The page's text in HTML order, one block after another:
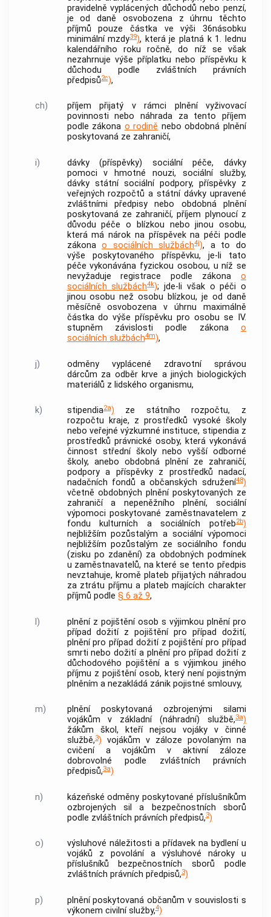
pravidelně vyplácených důchodů nebo penzí,
je od daně osvobozena z úhrnu těchto
příjmů pouze částka ve výši 36násobku
minimální mzdy39), která je platná k 1. lednu
kalendářního roku ročně, do níž se však
nezahrnuje výše příplatku nebo příspěvku k
důchodu podle zvláštních právních
předpisů2c),
ch)
příjem přijatý v rámci plnění vyživovací
povinnosti nebo náhrada za tento příjem
podle zákona o rodině nebo obdobná plnění
poskytovaná ze zahraničí,
i)
dávky (příspěvky) sociální péče, dávky
pomoci v hmotné nouzi, sociální služby,
dávky státní sociální podpory, příspěvky z
veřejných rozpočtů a státní dávky upravené
zvláštními předpisy nebo obdobná plnění
poskytovaná ze zahraničí, příjem plynoucí z
důvodu péče o blízkou nebo jinou osobu,
která má nárok na příspěvek na péči podle
zákonao sociálních službách4j), a to do
výše poskytovaného příspěvku, je-li tato
péče vykonávána fyzickou osobou, u níž se
nevyžaduje registrace podle zákona o
sociálních službách4k); jde-li však o péči o
jinou osobu než osobu blízkou, je od daně
měsíčně osvobozena v úhrnu maximálně
částka do výše příspěvku pro osobu se IV.
stupněm závislosti podle zákona o
sociálních službách4m),
j)
odměny vyplácené zdravotní správou
dárcům za odběr krve a jiných biologických
materiálů z lidského organismu,
k) stipendia2a) ze státního rozpočtu, z
rozpočtu kraje, z prostředků vysoké školy
nebo veřejné výzkumné instituce, stipendia z
prostředků právnické osoby, která vykonává
činnost střední školy nebo vyšší odborné
školy, anebo obdobná plnění ze zahraničí,
podpory a příspěvky z prostředků nadací,
nadačních fondů a občanských sdružení48)
včetně obdobných plnění poskytovaných ze
zahraničí a nepeněžního plnění, sociální
výpomoci poskytované zaměstnavatelem z
fondu kulturních a sociálních potřeb2b)
nejbližším pozůstalým a sociální výpomoci
nejbližším pozůstalým ze sociálního fondu
(zisku po zdanění) za obdobných podmínek
u zaměstnavatelů, na které se tento předpis
nevztahuje, kromě plateb přijatých náhradou
za ztrátu příjmu a plateb majících charakter
příjmů podle § 6 až 9,
l)
plnění z pojištění osob s výjimkou plnění pro
případ dožití z pojištění pro případ dožití,
plnění pro případ dožití z pojištění pro případ
smrti nebo dožití a plnění pro případ dožití z
důchodového pojištění a s výjimkou jiného
příjmu z pojištění osob, který není pojistným
plněním a nezakládá zánik pojistné smlouvy,
m)
plnění poskytovaná ozbrojenými silami
vojákům v základní (náhradní) službě,3a)
žákům škol, kteří nejsou vojáky v činné
službě,3) vojákům v záloze povolaným na
cvičení a vojákům v aktivní záloze
dobrovolné podle zvláštních právních
předpisů,3a)
n)
kázeňské odměny poskytované příslušníkům
ozbrojených sil a bezpečnostních sborů
podle zvláštních právních předpisů,3)
o)
výsluhové náležitosti a přídavek na bydlení u
vojáků z povolání a výsluhové nároky u
příslušníků bezpečnostních sborů podle
zvláštních právních předpisů,3)
p)
plnění poskytovaná občanům v souvislosti s
výkonem civilní služby,4)